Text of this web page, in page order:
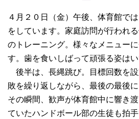
４月２０日（金）午後、体育館で
をしています。家庭訪問が行われ
のトレーニング。様々なメニュー
す。歯を食いしばって頑張る姿はい
後半は、長縄跳び。目標回数を
敗を繰り返しながら、最後の最後
その瞬間、歓声が体育館中に響き
ていたハンドボール部の生徒も拍